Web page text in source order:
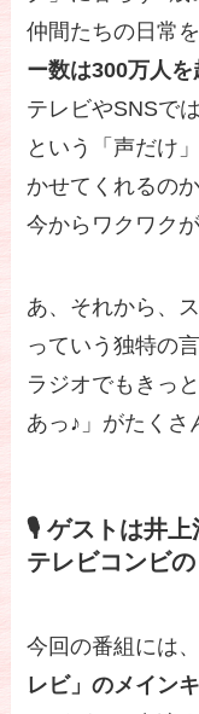
仲間たちの日常
ー数は300万人を
テレビやSNSで
という「声だけ
かせてくれるのか
今からワクワク
あ、それから、
っていう独特の
ラジオでもきっ
あっ♪」がたくさ
🎙️ ゲストは井
テレビコンビ
今回の番組には
レビ」のメイン